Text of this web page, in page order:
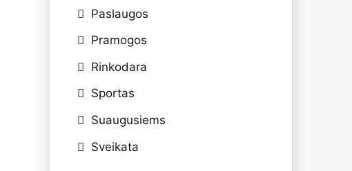
Paslaugos
Pramogos
Rinkodara
Sportas
Suaugusiems
Sveikata